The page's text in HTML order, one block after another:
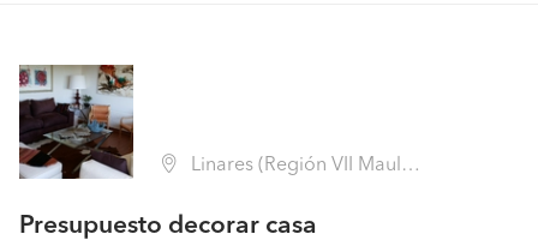
Linares (Región VII Maule - Linares)
Presupuesto decorar casa